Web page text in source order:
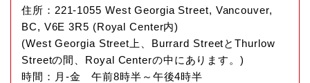
住所：221-1055 West Georgia Street, Vancouver,
BC, V6E 3R5 (Royal Center内)
(West Georgia Street上、Burrard StreetとThurlow
Streetの間、Royal Centerの中にあります。)
時間：月-金 午前8時半～午後4時半